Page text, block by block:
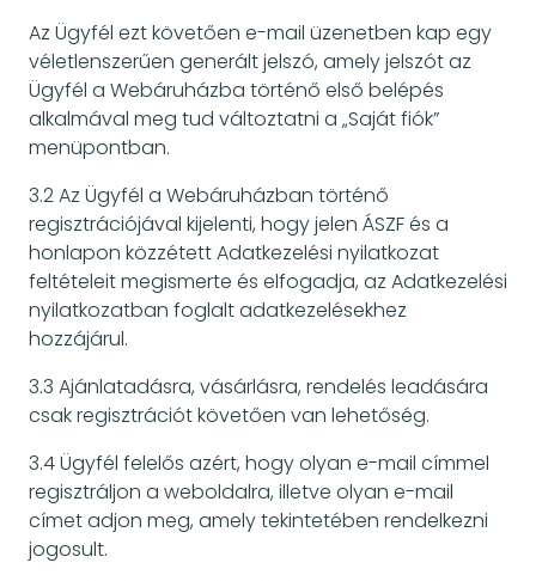
Az Ügyfél ezt követően e-mail üzenetben kap egy
véletlenszerűen generált jelszó, amely jelszót az
Ügyfél a Webáruházba történő első belépés
alkalmával meg tud változtatni a „Saját fiók”
menüpontban.
3.2 Az Ügyfél a Webáruházban történő
regisztrációjával kijelenti, hogy jelen ÁSZF és a
honlapon közzétett Adatkezelési nyilatkozat
feltételeit megismerte és elfogadja, az Adatkezelési
nyilatkozatban foglalt adatkezelésekhez
hozzájárul.
3.3 Ajánlatadásra, vásárlásra, rendelés leadására
csak regisztrációt követően van lehetőség.
3.4 Ügyfél felelős azért, hogy olyan e-mail címmel
regisztráljon a weboldalra, illetve olyan e-mail
címet adjon meg, amely tekintetében rendelkezni
jogosult.